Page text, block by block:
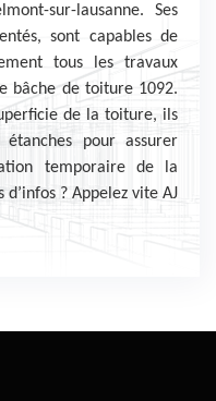
sur-lausanne. Ses
sont capables de
tous les travaux
bâche de toiture 1092.
de la toiture, ils
pour assurer
temporaire de la
? Appelez vite AJ